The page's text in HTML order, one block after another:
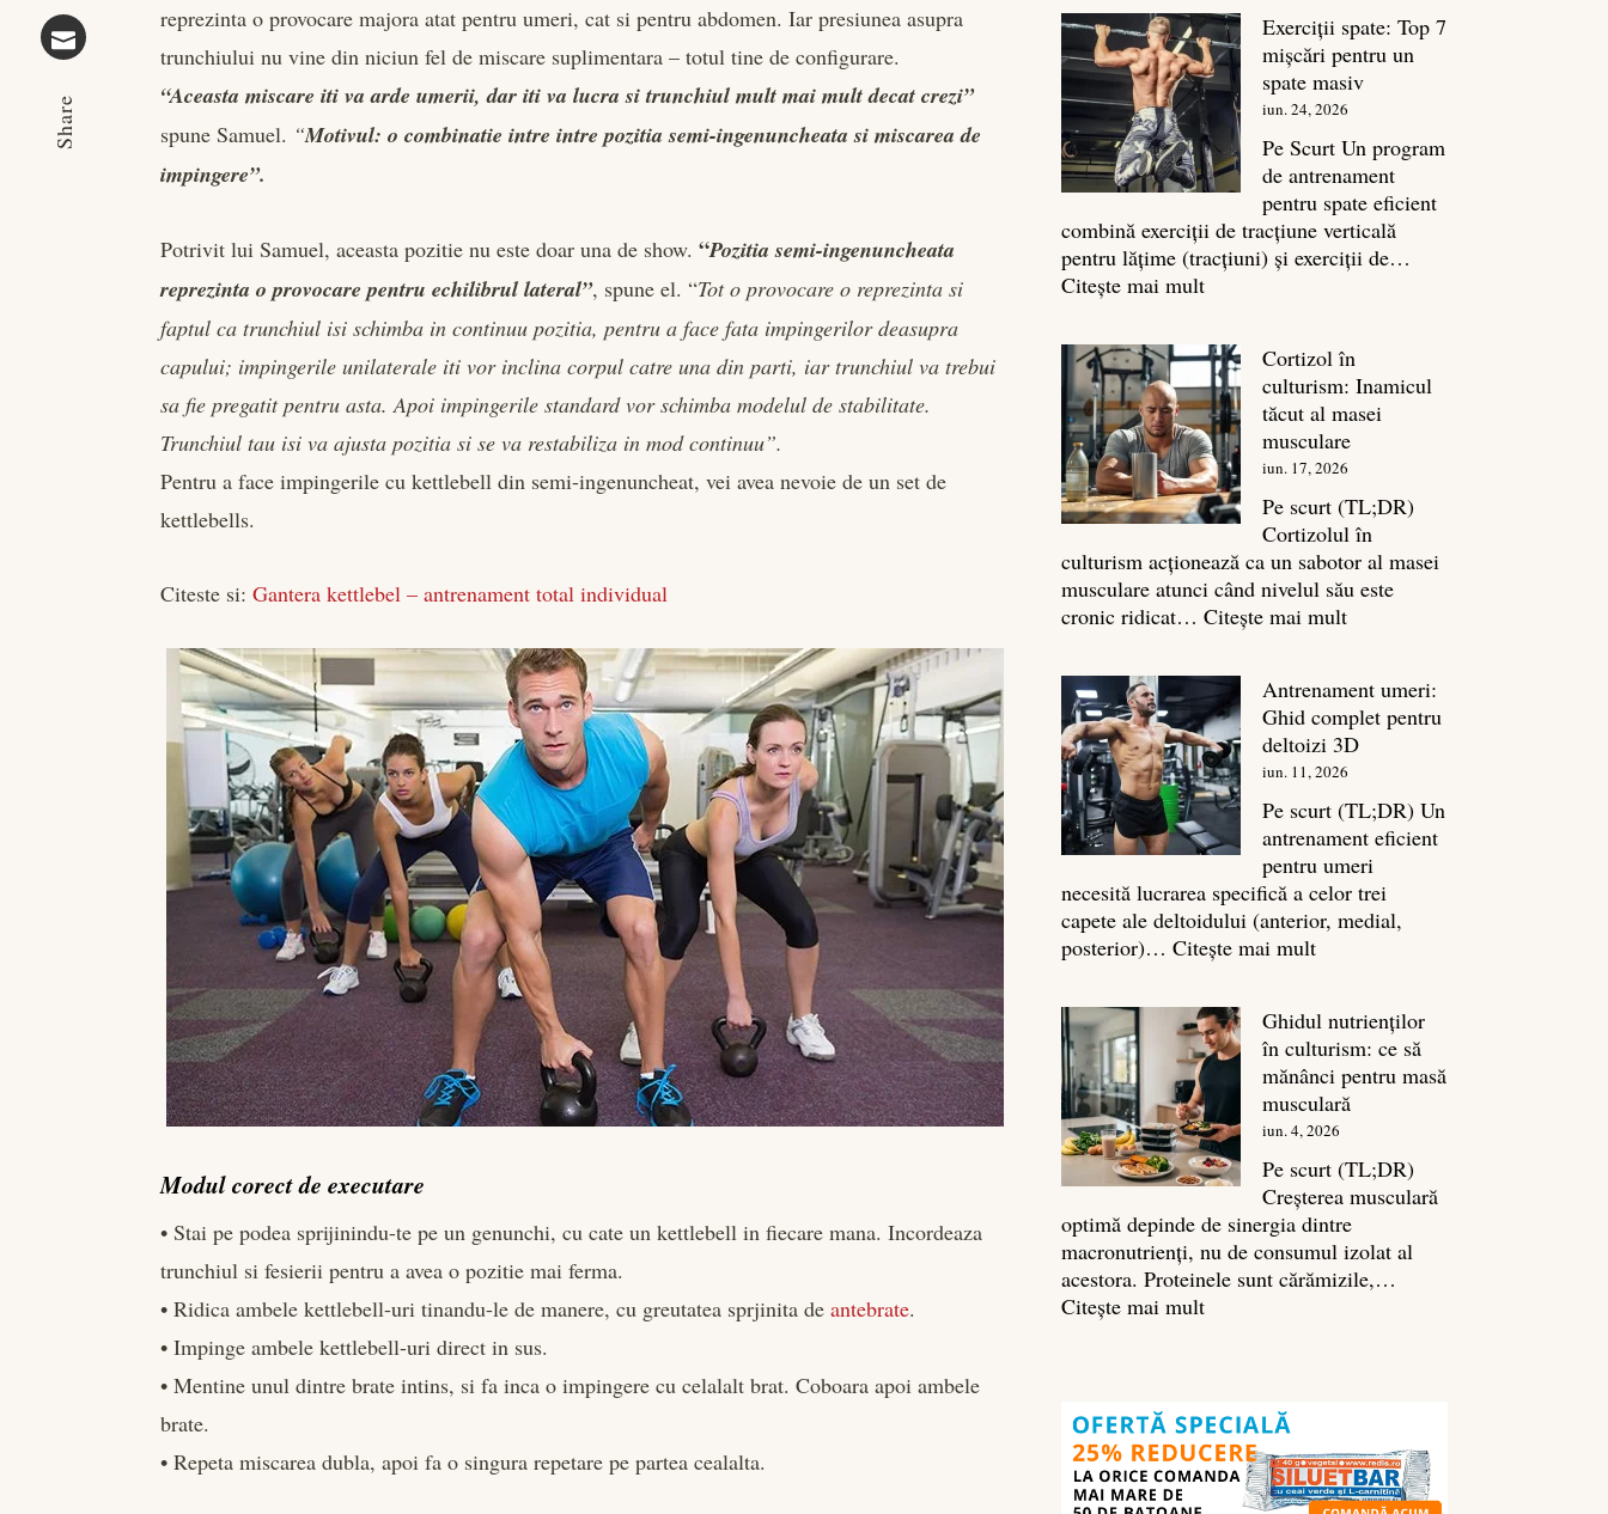
Stumbleupon
Share
reprezinta o provocare majora atat pentru umeri, cat si pentru abdomen. Iar presiunea asupra
trunchiului nu vine din niciun fel de miscare suplimentara – totul tine de configurare.
“Aceasta miscare iti va arde umerii, dar iti va lucra si trunchiul mult mai mult decat crezi”
spune Samuel. “Motivul: o combinatie intre intre pozitia semi-ingenuncheata si miscarea de
impingere”.
Potrivit lui Samuel, aceasta pozitie nu este doar una de show.“Pozitia semi-ingenuncheata
reprezinta o provocare pentru echilibrul lateral”, spune el. “Tot o provocare o reprezinta si
faptul ca trunchiul isi schimba in continuu pozitia, pentru a face fata impingerilor deasupra
capului; impingerile unilaterale iti vor inclina corpul catre una din parti, iar trunchiul va trebui
sa fie pregatit pentru asta. Apoi impingerile standard vor schimba modelul de stabilitate.
Trunchiul tau isi va ajusta pozitia si se va restabiliza in mod continuu”.
Pentru a face impingerile cu kettlebell din semi-ingenuncheat, vei avea nevoie de un set de
kettlebells.
Citeste si:Gantera kettlebel – antrenament total individual
Modul corect de executare
• Stai pe podea sprijinindu-te pe un genunchi, cu cate un kettlebell in fiecare mana. Incordeaza
trunchiul si fesierii pentru a avea o pozitie mai ferma.
• Ridica ambele kettlebell-uri tinandu-le de manere, cu greutatea sprjinita deantebrate.
• Impinge ambele kettlebell-uri direct in sus.
• Mentine unul dintre brate intins, si fa inca o impingere cu celalalt brat. Coboara apoi ambele
brate.
• Repeta miscarea dubla, apoi fa o singura repetare pe partea cealalta.
ce
sa
masa
Exerciții spate: Top 7
mișcări pentru un
spate masiv
iun. 24, 2026
Pe Scurt Un program
de antrenament
pentru spate eficient
combină exerciții de tracțiune verticală
pentru lățime (tracțiuni) și exerciții de…
Citește mai mult:
spate:
Top
7
mișcări
pentru
un
spate
masiv
Cortizol în
culturism: Inamicul
tăcut al masei
musculare
iun. 17, 2026
Pe scurt (TL;DR)
Cortizolul în
culturism acționează ca un sabotor al masei
musculare atunci când nivelul său este
cronic ridicat…Citește mai mult:
culturism:
Inamicul
tăcut
al
masei
musculare
Antrenament umeri:
Ghid complet pentru
deltoizi 3D
iun. 11, 2026
Pe scurt (TL;DR) Un
antrenament eficient
pentru umeri
necesită lucrarea specifică a celor trei
capete ale deltoidului (anterior, medial,
posterior)…Citește mai mult:
Ghid
complet
pentru
deltoizi
3D
Ghidul nutrienților
în culturism: ce să
mănânci pentru masă
musculară
iun. 4, 2026
Pe scurt (TL;DR)
Creșterea musculară
optimă depinde de sinergia dintre
macronutrienți, nu de consumul izolat al
acestora. Proteinele sunt cărămizile,…
Citește mai mult:
culturism:
ce
să
mănânci